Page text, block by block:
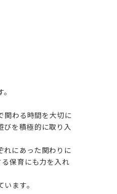
関わる時間を大切に
びを積極的に取り入
れにあった関わりに
保育にも力を入れ
ます。